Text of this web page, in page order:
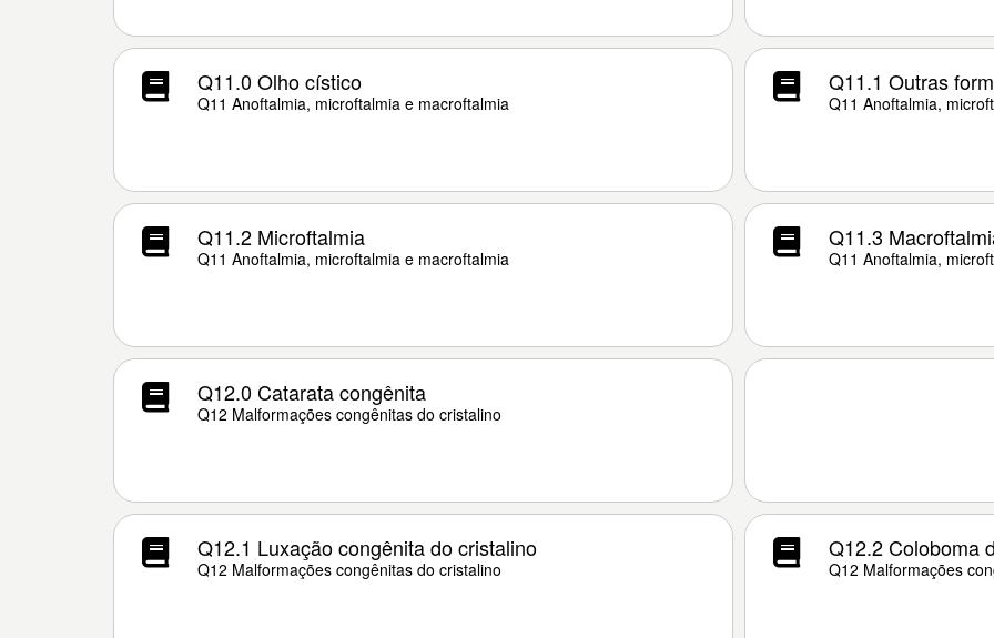
Q11.0 Olho cístico
Q11 Anoftalmia, microftalmia e macroftalmia
Q11.1 Outras
Q11 Anoftalmia,
Q11.2 Microftalmia
Q11 Anoftalmia, microftalmia e macroftalmia
Q11.3
Q11 Anoftalmia,
Q12.0 Catarata congênita
Q12 Malformações congênitas do cristalino
Q12.1 Luxação congênita do cristalino
Q12 Malformações congênitas do cristalino
Q12.2 Coloboma
Q12 Malformações